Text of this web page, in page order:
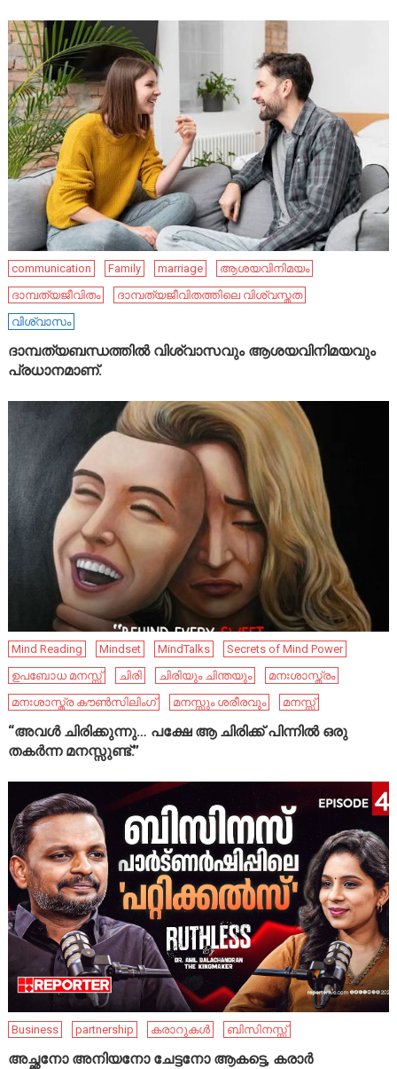
communication Family marriage
ആശയവിനിമയം
ദാമ്പത്യജീവിതം
ദാമ്പത്യജീവിതത്തിലെ വിശ്വസ്തത
വിശ്വാസം
ദാമ്പത്യബന്ധത്തിൽ വിശ്വാസവും ആശയവിനിമയവും
പ്രധാനമാണ്.
Mind Reading Mindset MindTalks
Secrets of Mind Power
ഉപബോധ മനസ്സ്
ചിരി ചിരിയും ചിന്തയും
മനഃശാസ്ത്രം
മനഃശാസ്ത്ര കൗൺസിലിംഗ്
മനസ്സും ശരീരവും മനസ്സ്
“അവൾ ചിരിക്കുന്നു… പക്ഷേ ആ ചിരിക്ക് പിന്നിൽ ഒരു
തകർന്ന മനസ്സുണ്ട്.”
Business partnership കരാറുകൾ ബിസിനസ്സ്
അച്ഛനോ അനിയനോ ചേട്ടനോ ആകട്ടെ, കരാർ